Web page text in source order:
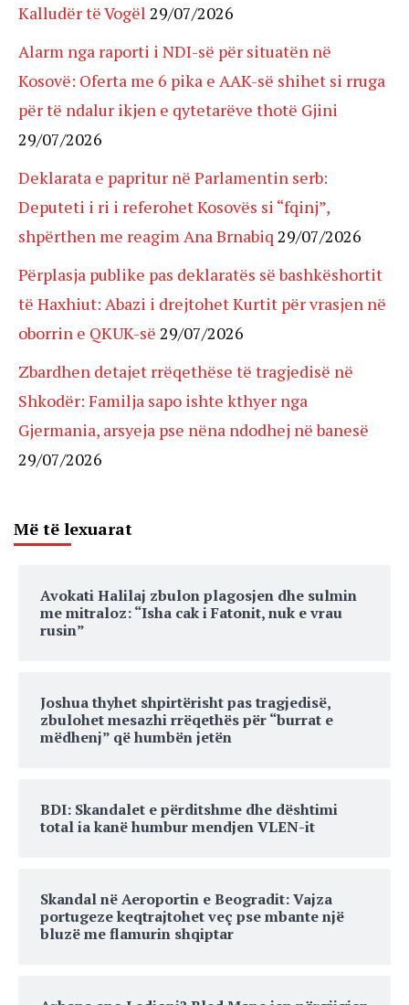
Kalludër të Vogël 29/07/2026
Alarm nga raporti i NDI-së për situatën në
Kosovë: Oferta me 6 pika e AAK-së shihet si rruga
për të ndalur ikjen e qytetarëve thotë Gjini
29/07/2026
Deklarata e papritur në Parlamentin serb:
Deputeti i ri i referohet Kosovës si “fqinj”,
shpërthen me reagim Ana Brnabiq 29/07/2026
Përplasja publike pas deklaratës së bashkëshortit
të Haxhiut: Abazi i drejtohet Kurtit për vrasjen në
oborrin e QKUK-së 29/07/2026
Zbardhen detajet rrëqethëse të tragjedisë në
Shkodër: Familja sapo ishte kthyer nga
Gjermania, arsyeja pse nëna ndodhej në banesë
29/07/2026
Më të lexuarat
Avokati Halilaj zbulon plagosjen dhe sulmin
me mitraloz: “Isha cak i Fatonit, nuk e vrau
rusin”
Joshua thyhet shpirtërisht pas tragjedisë,
zbulohet mesazhi rrëqethës për “burrat e
mëdhenj” që humbën jetën
BDI: Skandalet e përditshme dhe dështimi
total ia kanë humbur mendjen VLEN-it
Skandal në Aeroportin e Beogradit: Vajza
portugeze keqtrajtohet veç pse mbante një
bluzë me flamurin shqiptar